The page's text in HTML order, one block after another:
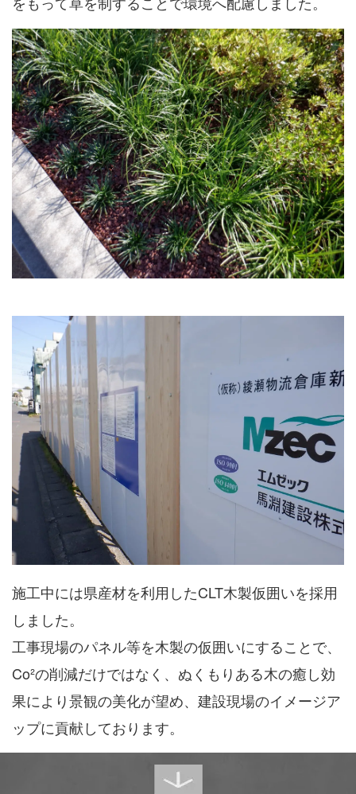
施工中には県産材を利用したCLT木製仮囲いを採用
しました。
工事現場のパネル等を木製の仮囲いにすることで、
Co²の削減だけではなく、ぬくもりある木の癒し効
果により景観の美化が望め、建設現場のイメージア
ップに貢献しております。